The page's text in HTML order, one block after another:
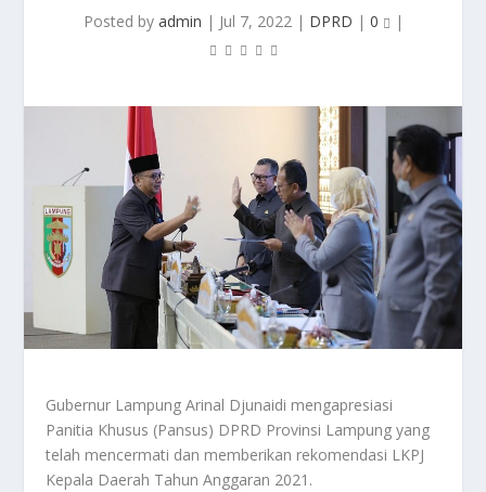
Posted by admin | Jul 7, 2022| DPRD | 0 |
Gubernur Lampung Arinal Djunaidi mengapresiasi
Panitia Khusus (Pansus) DPRD Provinsi Lampung yang
telah mencermati dan memberikan rekomendasi LKPJ
Kepala Daerah Tahun Anggaran 2021.